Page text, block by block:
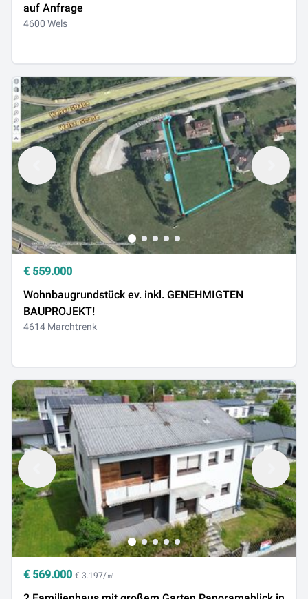
auf Anfrage
4600 Wels
€ 559.000
Wohnbaugrundstück ev. inkl. GENEHMIGTEN
BAUPROJEKT!
4614 Marchtrenk
€ 569.000 € 3.197/㎡